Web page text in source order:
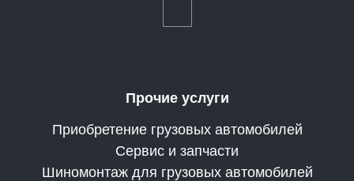
Прочие услуги
Приобретение грузовых автомобилей
Сервис и запчасти
Шиномонтаж для грузовых автомобилей